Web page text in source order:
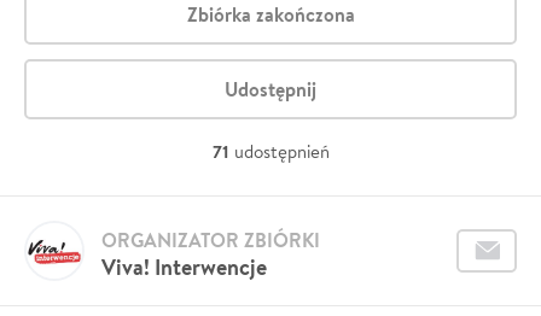
Zbiórka zakończona
Udostępnij
71 udostępnień
Viva! Interwencje
ORGANIZATOR ZBIÓRKI